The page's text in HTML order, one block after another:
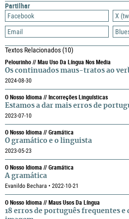
Partilhar
Facebook
X
Email
Textos Relacionados(10)
Pelourinho // Mau Uso Da Língua Nos Media
Os continuados maus-tratos ao
2024-08-30
O Nosso Idioma // Incorreções Linguísticas
Estamos a dar mais erros de
2023-07-10
O Nosso Idioma // Gramática
O gramático e o linguista
2023-05-23
O Nosso Idioma // Gramática
A gramática
Evanildo Bechara • 2022-10-21
O Nosso Idioma // Maus Usos Da Língua
18 erros de português frequentes e